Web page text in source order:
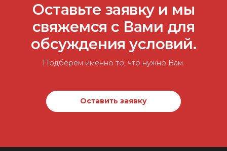
Оставьте заявку и мы
свяжемся с Вами для
обсуждения условий.
Подберем именно то, что нужно Вам.
Оставить заявку